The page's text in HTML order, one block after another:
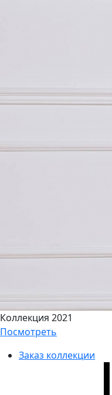
Коллекция 2021
Посмотреть
Заказ коллекции